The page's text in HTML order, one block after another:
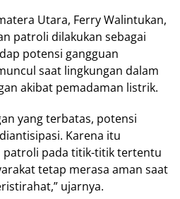
Utara, Ferry Walintukan,
patroli dilakukan sebagai
potensi gangguan
saat lingkungan dalam
akibat pemadaman listrik.
yang terbatas, potensi
Karena itu
patroli pada titik-titik tertentu
tetap merasa aman saat
ujarnya.